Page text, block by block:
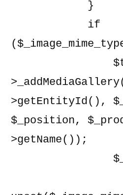
>getEntityId(),
$_position,
>getName());